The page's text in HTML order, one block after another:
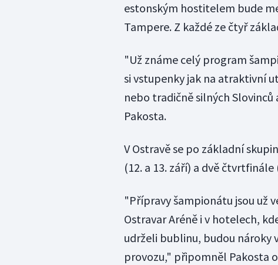
estonským hostitelem bude
Tampere. Z každé ze čtyř
"Už známe celý program
si vstupenky jak na atraktivní
nebo tradičně silných Slovinců
Pakosta.
V Ostravě se po základní
(12. a 13. září) a dvě čtvrtfinále
"Přípravy šampionátu jsou už
Ostravar Aréně i v hotelech,
udrželi bublinu, budou nároky
provozu," připomněl Pakosta